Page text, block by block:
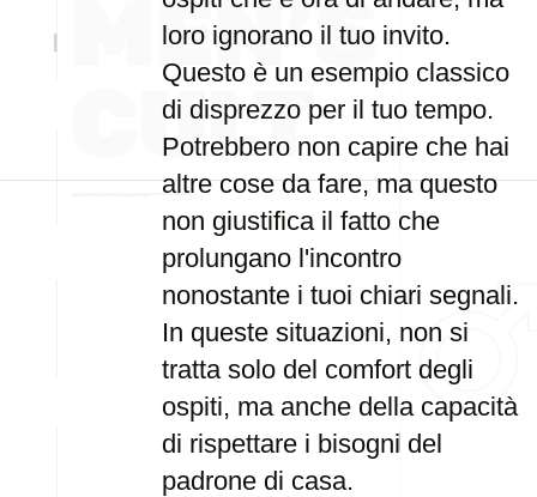
loro ignorano il tuo invito.
Questo è un esempio classico
di disprezzo per il tuo tempo.
Potrebbero non capire che hai
altre cose da fare, ma questo
non giustifica il fatto che
prolungano l'incontro
nonostante i tuoi chiari segnali.
In queste situazioni, non si
tratta solo del comfort degli
ospiti, ma anche della capacità
di rispettare i bisogni del
padrone di casa.